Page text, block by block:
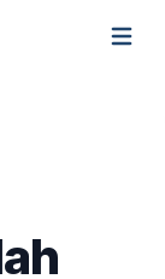
Open